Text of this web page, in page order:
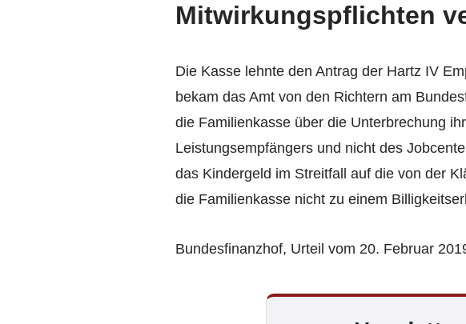
Mitwirkungspflichten
Die Kasse lehnte den Antrag der Hartz IV
bekam das Amt von den Richtern am
die Familienkasse über die Unterbrechung
Leistungsempfängers und nicht des
das Kindergeld im Streitfall auf die von der
die Familienkasse nicht zu einem
Bundesfinanzhof, Urteil vom 20. Februar